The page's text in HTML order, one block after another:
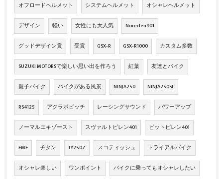
オフロードヘルメット システムヘルメット オシャレヘルメット
デザイン 軽い 女性にも大人気 Noreden901
グッドデザイン賞 受賞 GSX‐R GSX‐R1000 カスタム多数
SUZUKI MOTORSで楽しい思い出を作ろう 紅葉 友達とバイク
親子バイク バイクがある風景 NINJA250 NINJA250SL
RS4125 アクラボビッチ レーシングサウンド パワーアップ
ノーマルエキゾースト スヴァルトピレン401 ビットピレン401
FMF チタン TY250Z スコティッシュ トライアルバイク
オシャレ楽しい ワンポイント バイクに乗ってもオシャレしたい